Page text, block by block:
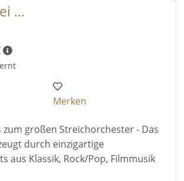
...
Merken
zum großen Streichorchester - Das
durch einzigartige
aus Klassik, Rock/Pop, Filmmusik